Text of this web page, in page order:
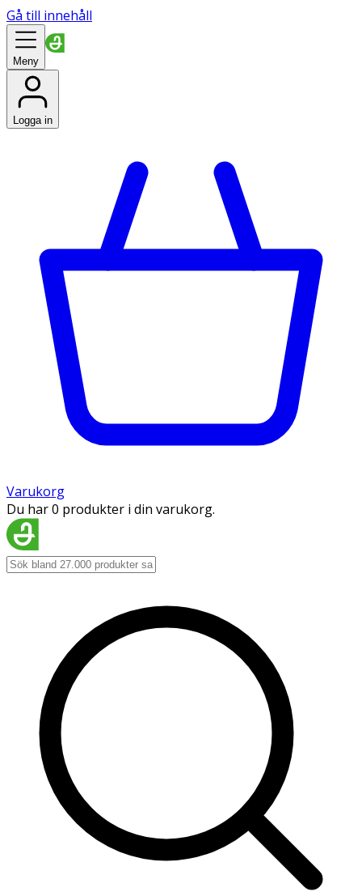
Gå till innehåll
Meny
Logga in
Varukorg
Du har 0 produkter i din varukorg.